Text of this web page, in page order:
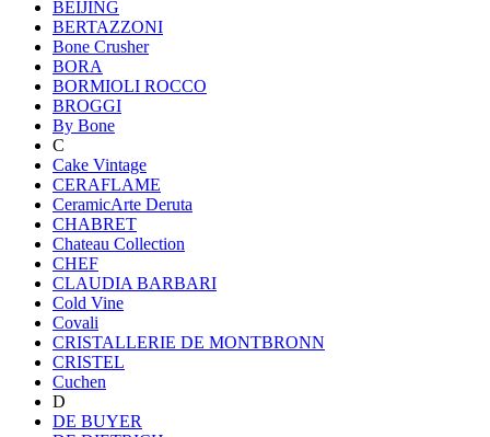
BEIJING
BERTAZZONI
Bone Crusher
BORA
BORMIOLI ROCCO
BROGGI
By Bone
C
Cake Vintage
CERAFLAME
CeramicArte Deruta
CHABRET
Chateau Collection
CHEF
CLAUDIA BARBARI
Cold Vine
Covali
CRISTALLERIE DE MONTBRONN
CRISTEL
Cuchen
D
DE BUYER